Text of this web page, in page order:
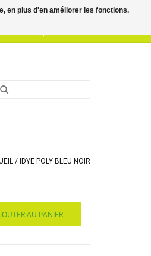
/ IDYE POLY BLEU NOIR
AU PANIER
en plus d'en améliorer les fonctions.